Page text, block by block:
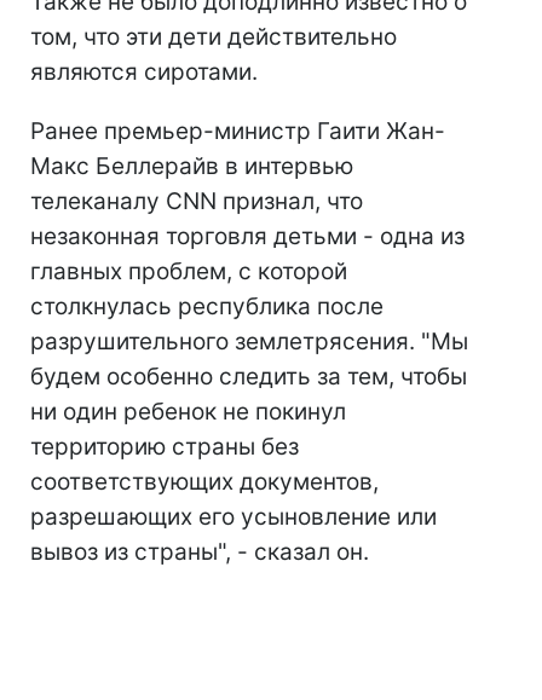
том, что эти дети действительно
являются сиротами.
Ранее премьер-министр Гаити Жан-
Макс Беллерайв в интервью
телеканалу CNN признал, что
незаконная торговля детьми - одна из
главных проблем, с которой
столкнулась республика после
разрушительного землетрясения. "Мы
будем особенно следить за тем, чтобы
ни один ребенок не покинул
территорию страны без
соответствующих документов,
разрешающих его усыновление или
вывоз из страны", - сказал он.